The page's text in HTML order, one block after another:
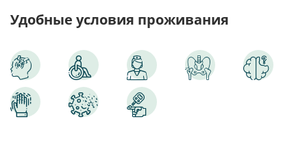
Удобные условия проживания